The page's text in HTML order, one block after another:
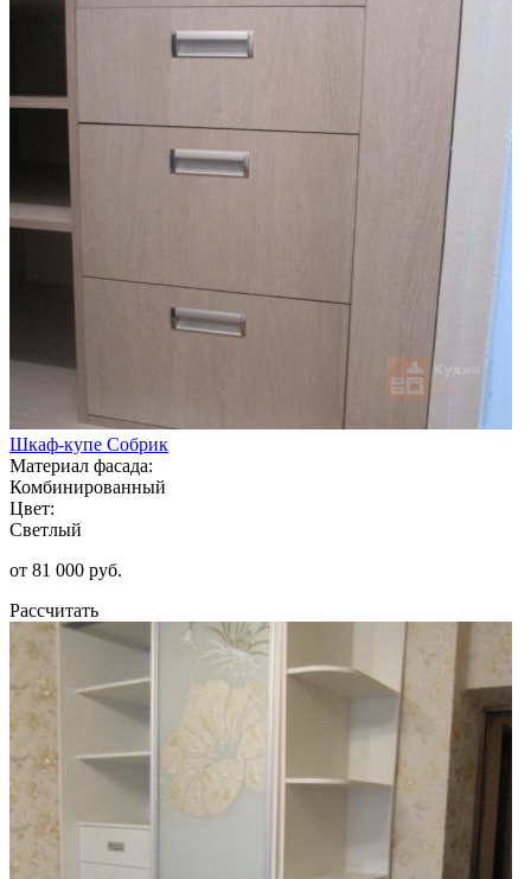
Шкаф-купе Собрик
Материал фасада:
Комбинированный
Цвет:
Светлый
от 81 000 руб.
Рассчитать